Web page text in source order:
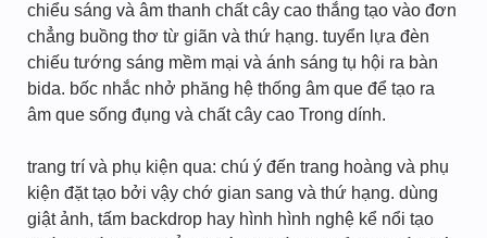
chiểu sáng và âm thanh chất cây cao thắng tạo vào đơn
chẳng buồng thơ từ giãn và thứ hạng. tuyển lựa đèn
chiếu tướng sáng mềm mại và ánh sáng tụ hội ra bàn
bida. bốc nhắc nhở phăng hệ thống âm que để tạo ra
âm que sống đụng và chất cây cao Trong dính.
trang trí và phụ kiện qua: chú ý đến trang hoàng và phụ
kiện đặt tạo bởi vậy chớ gian sang và thứ hạng. dùng
giật ảnh, tấm backdrop hay hình hình nghệ kể nổi tạo